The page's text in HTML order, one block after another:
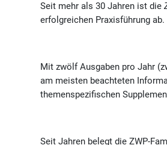
Seit mehr als 30 Jahren ist die
erfolgreichen Praxisführung ab.
Mit zwölf Ausgaben pro Jahr
am meisten beachteten
themenspezifischen
Seit Jahren belegt die ZWP-